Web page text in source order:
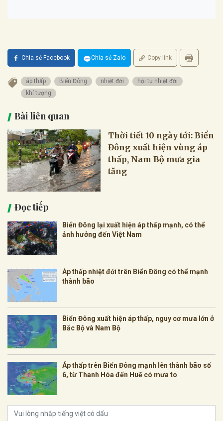
Chia sẻ Facebook Chia sẻ Zalo Copy link
áp thấp Biển Đông nhiệt đới
hội tụ nhiệt đới
khí tượng
Bài liên quan
Thời tiết 10 ngày tới: Biển
Đông xuất hiện vùng áp
thấp, Nam Bộ mưa gia
tăng
Đọc tiếp
Biển Đông lại xuất hiện áp thấp mạnh, có thể
ảnh hưởng đến Việt Nam
Áp thấp nhiệt đới trên Biển Đông có thể mạnh
thành bão
Biển Đông xuất hiện áp thấp, nguy cơ mưa lớn ở
Bắc Bộ và Nam Bộ
Áp thấp trên Biển Đông mạnh lên thành bão số
6, từ Thanh Hóa đến Huế có mưa to